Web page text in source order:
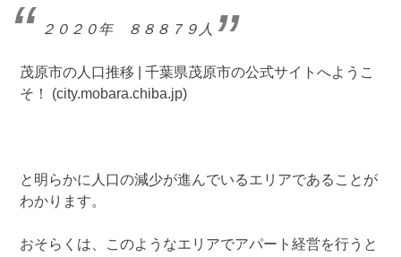
２０２０年 ８８８７９人
茂原市の人口推移 | 千葉県茂原市の公式サイトへようこ
そ！ (city.mobara.chiba.jp)
と明らかに人口の減少が進んでいるエリアであることが
わかります。
おそらくは、このようなエリアでアパート経営を行うと